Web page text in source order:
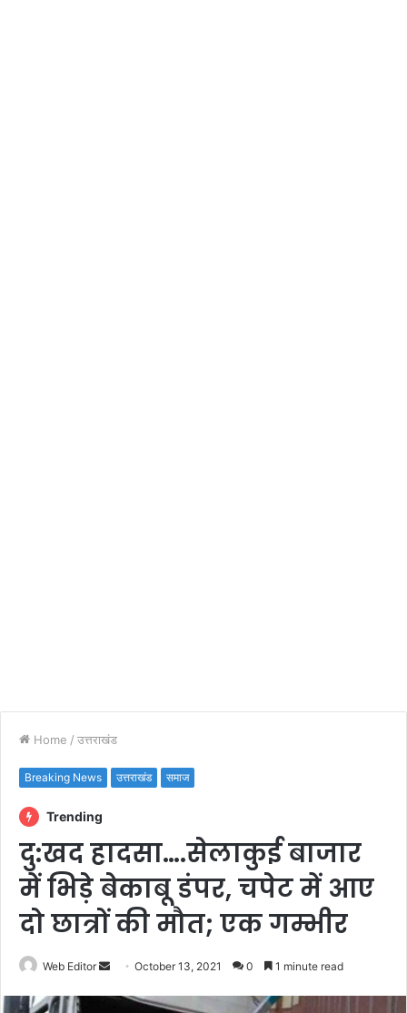
Home / उत्तराखंड
Breaking News उत्तराखंड समाज
Trending
दु:खद हादसा….सेलाकुई बाजार
में भिड़े बेकाबू डंपर, चपेट में आए
दो छात्रों की मौत; एक गम्भीर
Web Editor October 13, 2021 0 1 minute read